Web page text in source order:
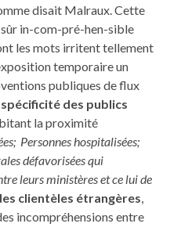
disait Malraux. Cette
in-com-pré-hen-sible
les mots irritent tellement
temporaire un
publiques de flux
des publics
la proximité
Personnes hospitalisées;
défavorisées qui
leurs ministères et ce lui de
clientèles étrangères,
incompréhensions entre